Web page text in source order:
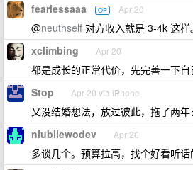
fearlessaaa OP Apr 20
@neuthself 对方收入就是 3-4k 这样。
xclimbing Apr 20
都是成长的正常代价，先完善一下自
Stop Apr 20 via iPhone
又没结婚想法，放过彼此，拖了两年
niubilewodev Apr 20
多谈几个。预算拉高，找个好看听话